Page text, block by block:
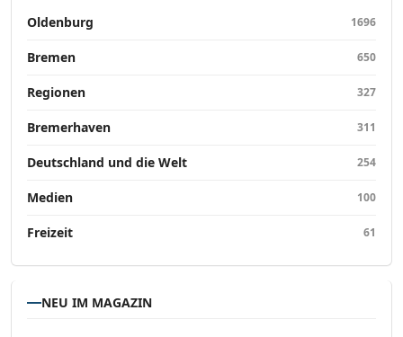
Oldenburg 1696
Bremen 650
Regionen 327
Bremerhaven 311
Deutschland und die Welt 254
Medien 100
Freizeit 61
NEU IM MAGAZIN